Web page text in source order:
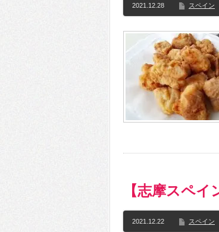
2021.12.28 スペイン
【志摩スペ
2021.12.22 スペイン